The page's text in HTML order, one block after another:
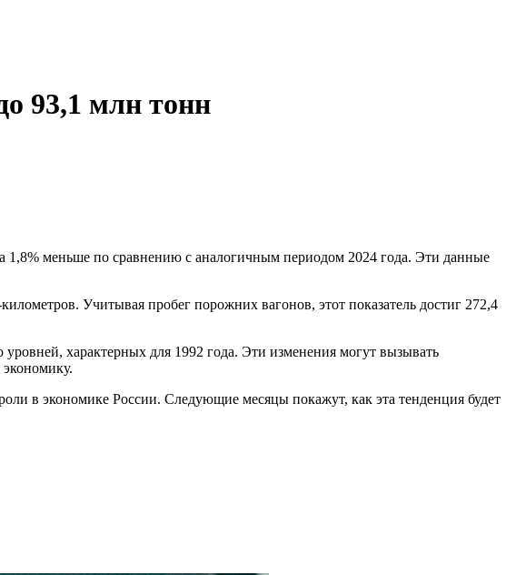
93,1 млн тонн
1,8% меньше по сравнению с аналогичным периодом 2024 года. Эти данные
Учитывая пробег порожних вагонов, этот показатель достиг 272,4
характерных для 1992 года. Эти изменения могут вызывать
в экономике России. Следующие месяцы покажут, как эта тенденция будет